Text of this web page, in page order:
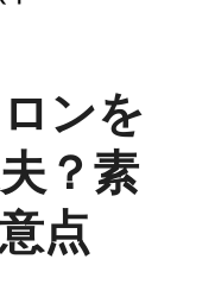
ンを
？素
点